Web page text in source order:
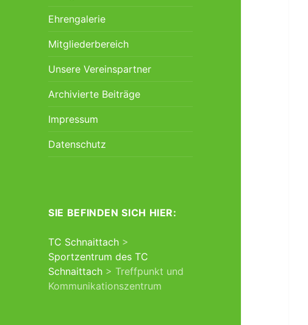
Ehrengalerie
Mitgliederbereich
Unsere Vereinspartner
Archivierte Beiträge
Impressum
Datenschutz
SIE BEFINDEN SICH HIER:
TC Schnaittach >
Sportzentrum des TC
Schnaittach > Treffpunkt und
Kommunikationszentrum